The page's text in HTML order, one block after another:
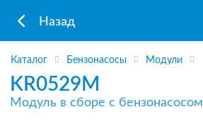
Назад
Каталог Бензонасосы Модули
KR0529M
Модуль в сборе с бензонасосом